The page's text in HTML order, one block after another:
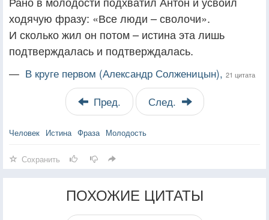
ходячую фразу: «Все люди – сволочи».
И сколько жил он потом – истина эта лишь
подтверждалась и подтверждалась.
— В круге первом (Александр Солженицын), 21 цитата
Пред. След.
Человек Истина Фраза Молодость
Сохранить
ПОХОЖИЕ ЦИТАТЫ